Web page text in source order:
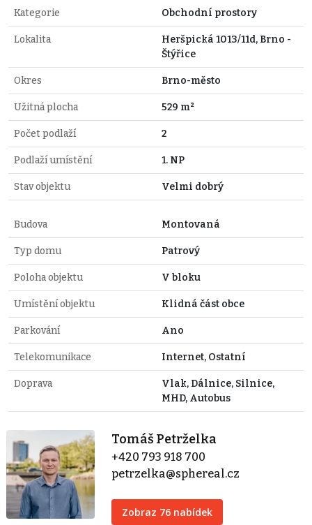
Kategorie Obchodní prostory
Lokalita
Heršpická 1013/11d, Brno -
Štýřice
Okres Brno-město
Užitná plocha 529 m²
Počet podlaží 2
Podlaží umístění 1. NP
Stav objektu Velmi dobrý
Budova Montovaná
Typ domu Patrový
Poloha objektu V bloku
Umístění objektu Klidná část obce
Parkování Ano
Telekomunikace Internet, Ostatní
Doprava
Vlak, Dálnice, Silnice,
MHD, Autobus
Tomáš Petrželka
+420 793 918 700
petrzelka@sphereal.cz
Zobraz 76 nabídek